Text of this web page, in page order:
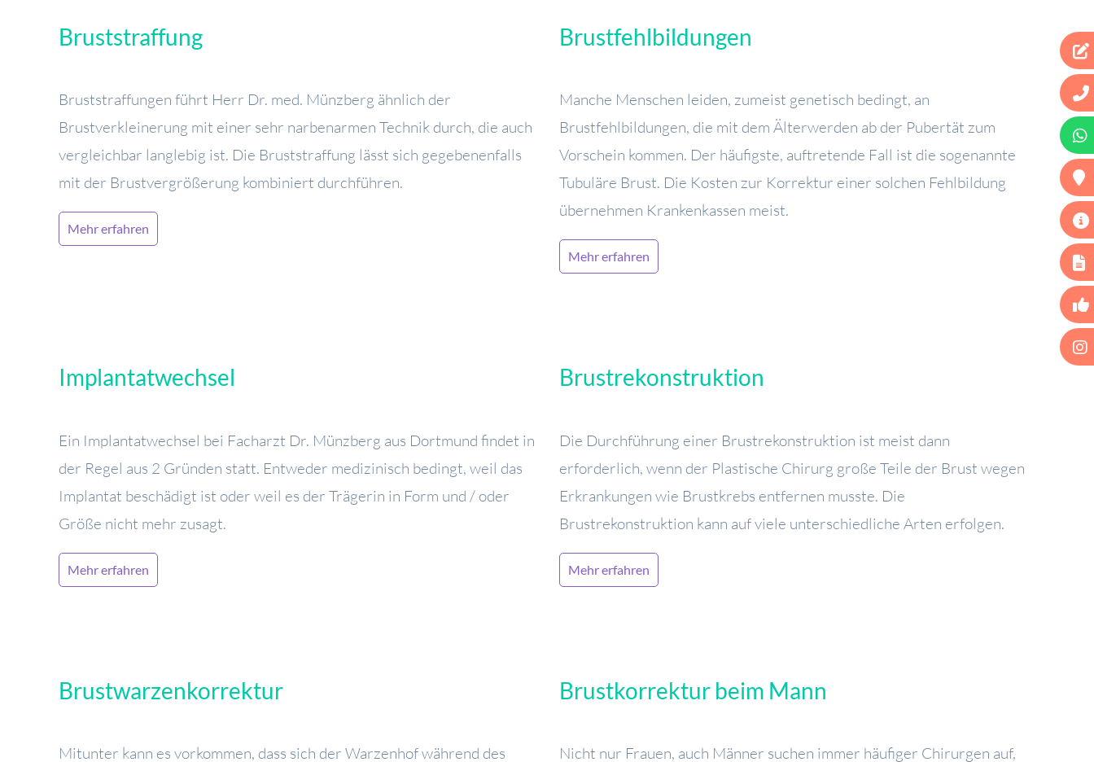
Bruststraffung
Bruststraffungen führt Herr Dr. med. Münzberg ähnlich der
Brustverkleinerung mit einer sehr narbenarmen Technik durch, die auch
vergleichbar langlebig ist. Die Bruststraffung lässt sich gegebenenfalls
mit der Brustvergrößerung kombiniert durchführen.
Mehr erfahren
Brustfehlbildungen
Manche Menschen leiden, zumeist genetisch bedingt, an
Brustfehlbildungen, die mit dem Älterwerden ab der Pubertät zum
Vorschein kommen. Der häufigste, auftretende Fall ist die sogenannte
Tubuläre Brust. Die Kosten zur Korrektur einer solchen Fehlbildung
übernehmen Krankenkassen meist.
Mehr erfahren
Implantatwechsel
Ein Implantatwechsel bei Facharzt Dr. Münzberg aus Dortmund findet in
der Regel aus 2 Gründen statt. Entweder medizinisch bedingt, weil das
Implantat beschädigt ist oder weil es der Trägerin in Form und / oder
Größe nicht mehr zusagt.
Mehr erfahren
Brustrekonstruktion
Die Durchführung einer Brustrekonstruktion ist meist dann
erforderlich, wenn der Plastische Chirurg große Teile der Brust wegen
Erkrankungen wie Brustkrebs entfernen musste. Die
Brustrekonstruktion kann auf viele unterschiedliche Arten erfolgen.
Mehr erfahren
Brustwarzenkorrektur
Mitunter kann es vorkommen, dass sich der Warzenhof während des
Brustkorrektur beim Mann
Nicht nur Frauen, auch Männer suchen immer häufiger Chirurgen auf,